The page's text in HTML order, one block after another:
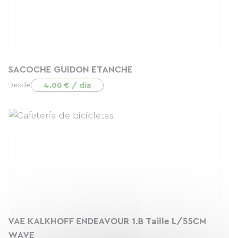
SACOCHE GUIDON ETANCHE
Desde 4.00 € / día
VAE KALKHOFF ENDEAVOUR 1.B Taille L/55CM
WAVE